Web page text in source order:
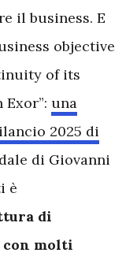
il business. E
objective
of its
una
2025 di
di Giovanni
è
di
con molti